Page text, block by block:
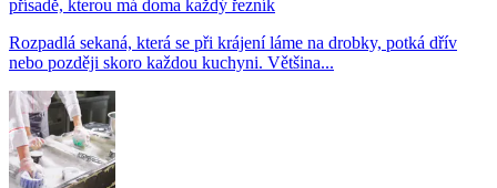
přísadě, kterou má doma každý řezník
Rozpadlá sekaná, která se při krájení láme na drobky, potká dřív
nebo později skoro každou kuchyni. Většina...